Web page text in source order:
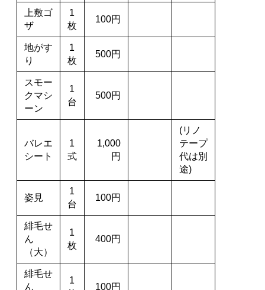
上敷ゴ
ザ
1
枚
100円
地がす
り
1
枚
500円
スモー
クマシ
ーン
1
台
500円
バレエ
シート
1
式
1,000
円
(リノ
テープ
代は別
途)
姿見
1
台
100円
緋毛せ
ん
（大）
1
枚
400円
緋毛せ
ん
1
100円